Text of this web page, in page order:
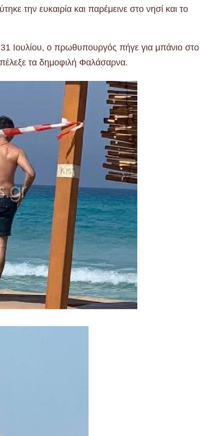
την ευκαιρία και παρέμεινε στο νησί και το
Ιουλίου, ο πρωθυπουργός πήγε για μπάνιο στο
τα δημοφιλή Φαλάσαρνα.